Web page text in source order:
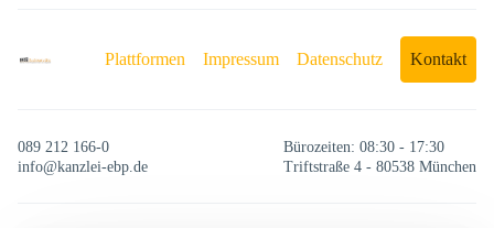
Plattformen Impressum Datenschutz Kontakt
089 212 166-0
info@kanzlei-ebp.de
Bürozeiten: 08:30 - 17:30
Triftstraße 4 - 80538 München